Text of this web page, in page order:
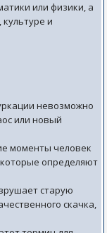
или физики, а
и
невозможно
или новый
моменты человек
определяют
старую
скачка,